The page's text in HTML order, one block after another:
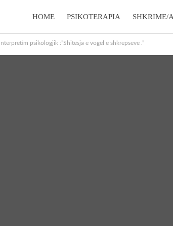
HOME PSIKOTERAPIA SHKRIME/
psikologjik :”Shitësja e vogël e shkrepseve .”